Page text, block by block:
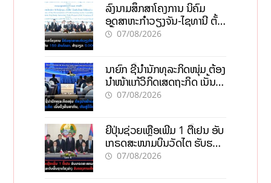
ລົງນາມສຶກສາໂຄງການ ນິຄົມ
ອຸດສາຫະກຳວຽງຈັນ-ໄຊທານີ ຕັ້ງ
ເປົ້າດຶງທຶນ 150 ລ້ານໂດລາ, ສ້າງ
07/08/2026
ນາຍົກ ຊີ້ນຳນັກທຸລະກິດໜຸ່ມ ຕ້ອງ
ນຳໜ້າແກ້ວິກິດເສດຖະກິດ ເນັ້ນດຶງ
ທຶນສາກົນ, ຫັນສູ່ດິຈິຕອນ
07/08/2026
ຍີ່ປຸ່ນຊ່ວຍເຫຼືອເພີ່ມ 1 ຕື້ເຢນ ອັບ
ເກຣດສະໜາມບິນວັດໄຕ ຮັບຮອງ
ການເຕີບໂຕ
07/08/2026